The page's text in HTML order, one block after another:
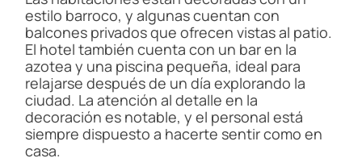
estilo barroco, y algunas cuentan con
balcones privados que ofrecen vistas al patio.
El hotel también cuenta con un bar en la
azotea y una piscina pequeña, ideal para
relajarse después de un día explorando la
ciudad. La atención al detalle en la
decoración es notable, y el personal está
siempre dispuesto a hacerte sentir como en
casa.